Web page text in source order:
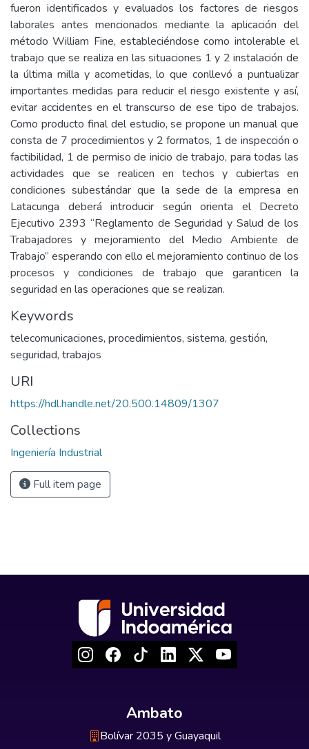
fueron identificados y evaluados los factores de riesgos
laborales antes mencionados mediante la aplicación del
método William Fine, estableciéndose como intolerable el
trabajo que se realiza en las situaciones 1 y 2 instalación de
la última milla y acometidas, lo que conllevó a puntualizar
importantes medidas para reducir el riesgo existente y así,
evitar accidentes en el transcurso de ese tipo de trabajos.
Como producto final del estudio, se propone un manual que
consta de 7 procedimientos y 2 formatos, 1 de inspección o
factibilidad, 1 de permiso de inicio de trabajo, para todas las
actividades que se realicen en techos y cubiertas en
condiciones subestándar que la sede de la empresa en
Latacunga deberá introducir según orienta el Decreto
Ejecutivo 2393 “Reglamento de Seguridad y Salud de los
Trabajadores y mejoramiento del Medio Ambiente de
Trabajo” esperando con ello el mejoramiento continuo de los
procesos y condiciones de trabajo que garanticen la
seguridad en las operaciones que se realizan.
Keywords
telecomunicaciones, procedimientos, sistema, gestión,
seguridad, trabajos
URI
https://hdl.handle.net/20.500.14809/1307
Collections
Ingeniería Industrial
Full item page
Ambato
Bolívar 2035 y Guayaquil